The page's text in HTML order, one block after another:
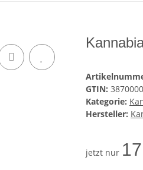
GTIN:
Kategorie:
Hersteller:
jetzt nur